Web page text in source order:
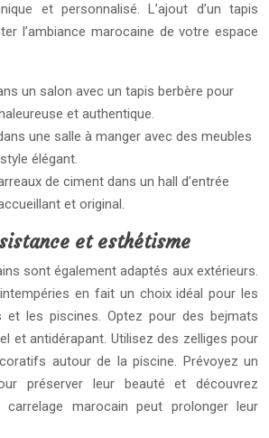
et personnalisé. L’ajout d’un tapis
l’ambiance marocaine de votre espace
un salon avec un tapis berbère pour
et authentique.
une salle à manger avec des meubles
élégant.
de ciment dans un hall d’entrée
et original.
et esthétisme
sont également adaptés aux extérieurs.
en fait un choix idéal pour les
et les piscines. Optez pour des bejmats
et antidérapant. Utilisez des zelliges pour
autour de la piscine. Prévoyez un
préserver leur beauté et découvrez
carrelage marocain peut prolonger leur